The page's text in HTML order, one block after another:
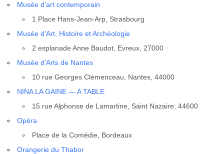
Musée d’art contem­po­rain
1 Place Hans-Jean-Arp, Stras­bourg
Musée d’Art, His­toire et Archéo­lo­gie
2 espla­nade Anne Bau­dot, Evreux, 27000
Musée d’Arts de Nantes
10 rue Georges Clé­men­ceau, Nantes, 44000
NINA LA GAINE — A TABLE
15 rue Alphonse de Lamar­tine, Saint Nazaire, 44600
Opé­ra
Place de la Comé­die, Bor­deaux
Oran­ge­rie du Tha­bor